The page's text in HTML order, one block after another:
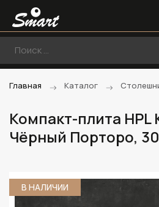
Главная Каталог
Компакт-плита HPL
Чёрный Порторо,
В НАЛИЧИИ